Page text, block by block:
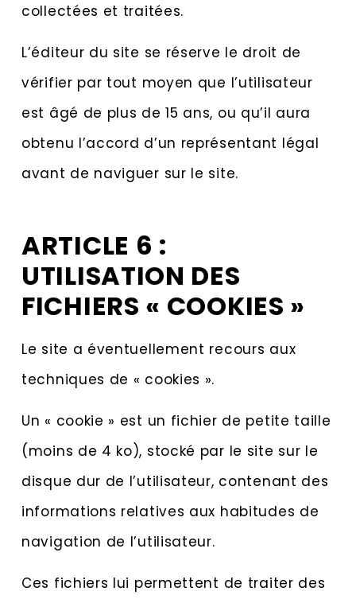
collectées et traitées.
L’éditeur du site se réserve le droit de
vérifier par tout moyen que l’utilisateur
est âgé de plus de 15 ans, ou qu’il aura
obtenu l’accord d’un représentant légal
avant de naviguer sur le site.
ARTICLE 6 :
UTILISATION DES
FICHIERS « COOKIES »
Le site a éventuellement recours aux
techniques de « cookies ».
Un « cookie » est un fichier de petite taille
(moins de 4 ko), stocké par le site sur le
disque dur de l’utilisateur, contenant des
informations relatives aux habitudes de
navigation de l’utilisateur.
Ces fichiers lui permettent de traiter des